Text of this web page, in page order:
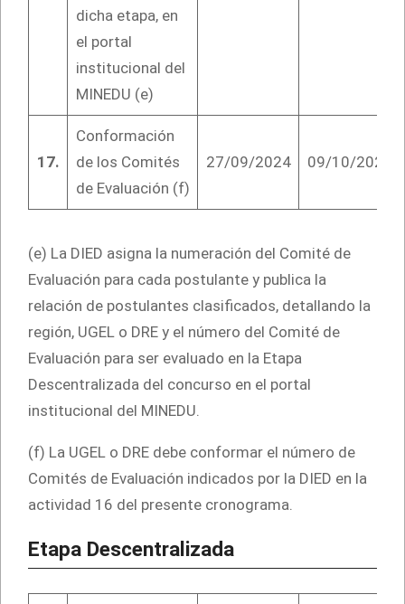
dicha etapa, en
el portal
institucional del
MINEDU (e)
17.
Conformación
de los Comités
de Evaluación (f)
27/09/2024 09/10/2024
(e) La DIED asigna la numeración del Comité de
Evaluación para cada postulante y publica la
relación de postulantes clasificados, detallando la
región, UGEL o DRE y el número del Comité de
Evaluación para ser evaluado en la Etapa
Descentralizada del concurso en el portal
institucional del MINEDU.
(f) La UGEL o DRE debe conformar el número de
Comités de Evaluación indicados por la DIED en la
actividad 16 del presente cronograma.
Etapa Descentralizada